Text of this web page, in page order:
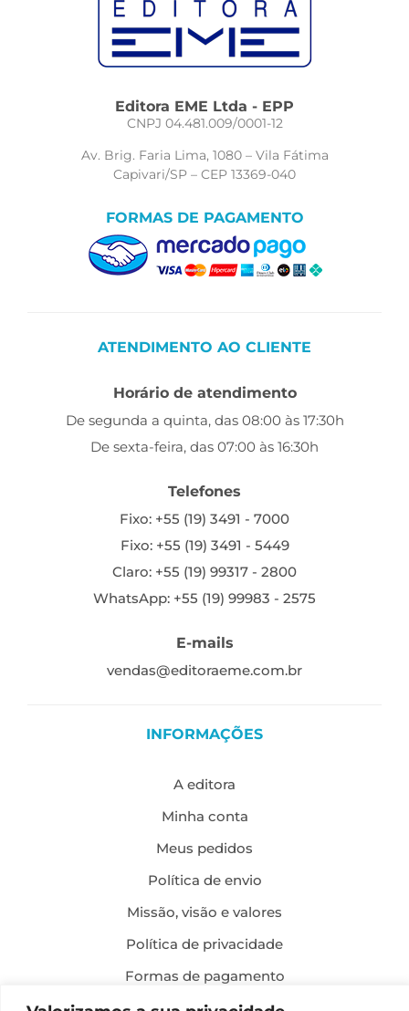
Editora EME Ltda - EPP
CNPJ 04.481.009/0001-12
Av. Brig. Faria Lima, 1080 – Vila Fátima
Capivari/SP – CEP 13369-040
FORMAS DE PAGAMENTO
ATENDIMENTO AO CLIENTE
Horário de atendimento
De segunda a quinta, das 08:00 às 17:30h
De sexta-feira, das 07:00 às 16:30h
Telefones
Fixo: +55 (19) 3491 - 7000
Fixo: +55 (19) 3491 - 5449
Claro: +55 (19) 99317 - 2800
WhatsApp: +55 (19) 99983 - 2575
E-mails
vendas@editoraeme.com.br
INFORMAÇÕES
A editora
Minha conta
Meus pedidos
Política de envio
Missão, visão e valores
Política de privacidade
Formas de pagamento
Política de troca e devolução